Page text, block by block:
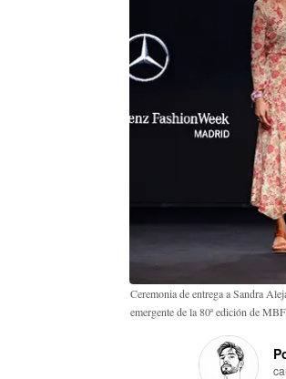
Ceremonia de entrega a Sandra
emergente de la 80ª edición de